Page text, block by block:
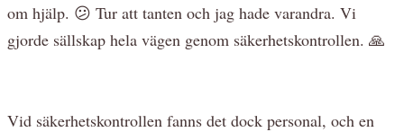
om hjälp. 😕 Tur att tanten och jag hade varandra. Vi
gjorde sällskap hela vägen genom säkerhetskontrollen. 🙏
Vid säkerhetskontrollen fanns det dock personal, och en